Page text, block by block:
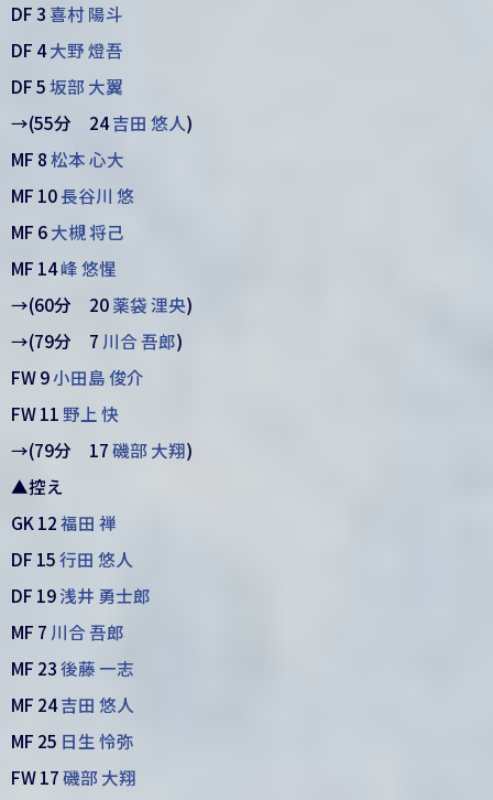
DF 3 喜村 陽斗
DF 4大野 燈吾
DF 5坂部 大翼
→(55分 24吉田 悠人)
MF 8松本 心大
MF 10長谷川 悠
MF 6大槻 将己
MF 14峰 悠惺
→(60分 20薬袋 浬央)
→(79分 7 川合 吾郎)
FW 9小田島 俊介
FW 11 野上 快
→(79分 17磯部 大翔)
▲控え
GK 12福田 禅
DF 15行田 悠人
DF 19浅井 勇士郎
MF 7 川合 吾郎
MF 23後藤 一志
MF 24吉田 悠人
MF 25 日生 怜弥
FW 17磯部 大翔